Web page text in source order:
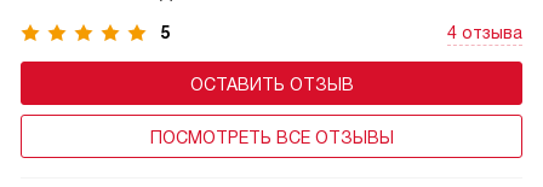
5 4 отзыва
ОСТАВИТЬ ОТЗЫВ
ПОСМОТРЕТЬ ВСЕ ОТЗЫВЫ